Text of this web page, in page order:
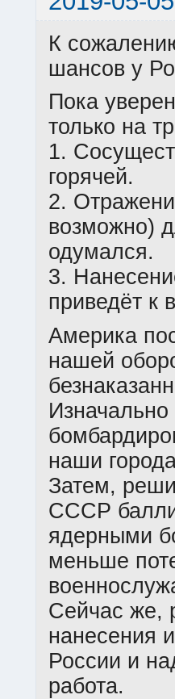
К
шансов у
Пока
только на
1.
горячей.
2.
возможно)
одумался.
3.
приведёт к
Америка
нашей
Изначально
наши
Затем,
СССР
ядерными
меньше
Сейчас же,
нанесения
России и
работа.